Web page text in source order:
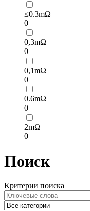
≤0.3mΩ
0
0,3mΩ
0
0,1mΩ
0
0.6mΩ
0
2mΩ
0
Поиск
Критерии поиска